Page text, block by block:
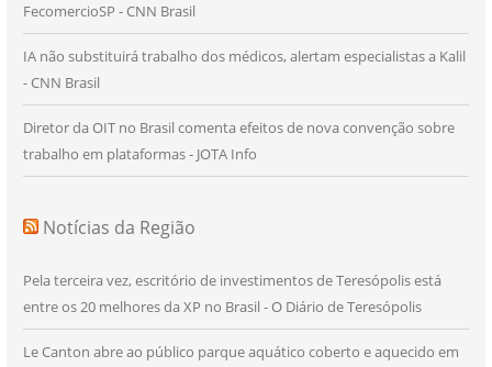
FecomercioSP - CNN Brasil
IA não substituirá trabalho dos médicos, alertam especialistas a Kalil
- CNN Brasil
Diretor da OIT no Brasil comenta efeitos de nova convenção sobre
trabalho em plataformas - JOTA Info
Notícias da Região
Pela terceira vez, escritório de investimentos de Teresópolis está
entre os 20 melhores da XP no Brasil - O Diário de Teresópolis
Le Canton abre ao público parque aquático coberto e aquecido em